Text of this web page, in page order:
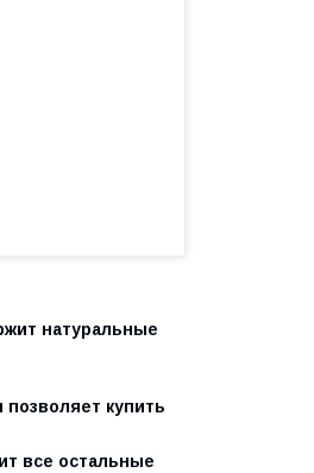
натуральные
купить
все остальные